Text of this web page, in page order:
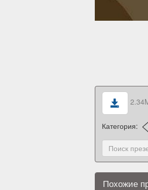
Категория:
Похожие